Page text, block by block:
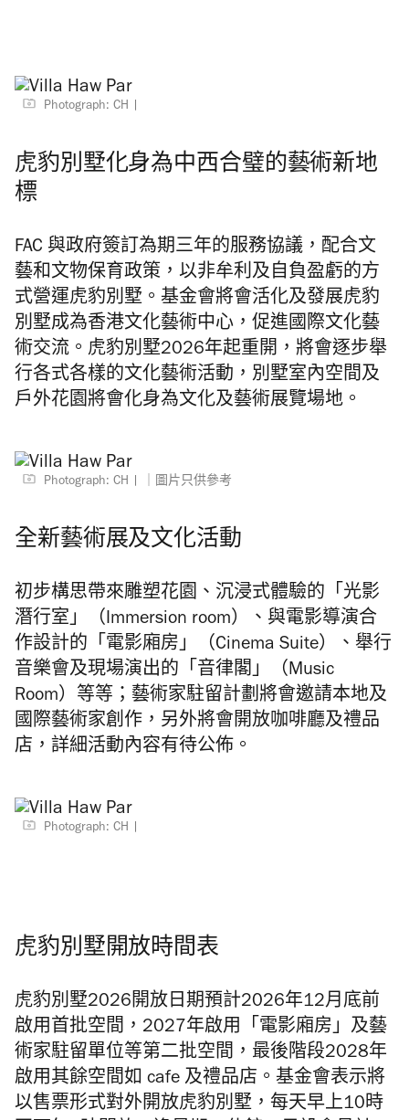
Photograph: CH
虎豹別墅化身為中西合璧的藝術新地
標
FAC 與政府簽訂為期三年的服務協議，配合文
藝和文物保育政策，以非牟利及自負盈虧的方
式營運虎豹別墅。基金會將會活化及發展虎豹
別墅成為香港文化藝術中心，促進國際文化藝
術交流。虎豹別墅2026年起重開，將會逐步舉
行各式各樣的文化藝術活動，別墅室內空間及
戶外花園將會化身為文化及藝術展覽場地。
Photograph: CH ｜圖片只供參考
全新藝術展及文化活動
初步構思帶來雕塑花園、沉浸式體驗的「光影
潛行室」（Immersion room）、與電影導演合
作設計的「電影廂房」（Cinema Suite）、舉行
音樂會及現場演出的「音律閣」（Music
Room）等等；藝術家駐留計劃將會邀請本地及
國際藝術家創作，另外將會開放咖啡廳及禮品
店，詳細活動內容有待公佈。
Photograph: CH
虎豹別墅開放時間表
虎豹別墅2026開放日期預計2026年12月底前
啟用首批空間，2027年啟用「電影廂房」及藝
術家駐留單位等第二批空間，最後階段2028年
啟用其餘空間如 cafe 及禮品店。基金會表示將
以售票形式對外開放虎豹別墅，每天早上10時